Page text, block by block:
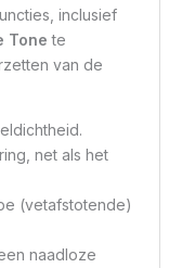
inclusief
Tone te
van de
net als het
(vetafstotende)
naadloze